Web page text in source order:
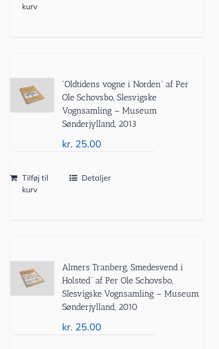
kurv
”Oldtidens vogne i Norden” af Per
Ole Schovsbo, Slesvigske
Vognsamling – Museum
Sønderjylland, 2013
kr. 25.00
Tilføj til
kurv
Detaljer
Almers Tranberg, Smedesvend i
Holsted” af Per Ole Schovsbo,
Slesvigske Vognsamling – Museum
Sønderjylland, 2010
kr. 25.00